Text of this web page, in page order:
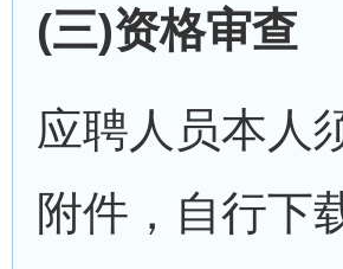
(三)资格审查
应聘人员本人
附件，自行下